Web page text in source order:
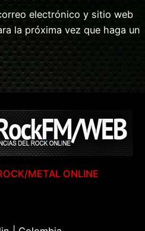
electrónico y sitio web
la próxima vez que haga un
METAL ONLINE